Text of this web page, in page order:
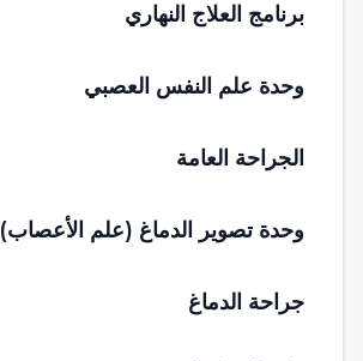
برنامج العلاج النهاري
وحدة علم النفس العصبي
الجراحة العامة
وحدة تصوير الدماغ (علم الأعصاب)
جراحة الدماغ